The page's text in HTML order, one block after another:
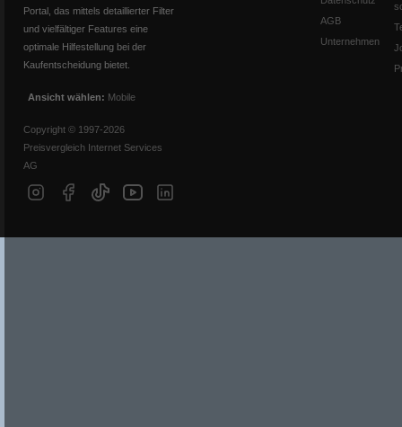
Portal, das mittels detaillierter Filter
und vielfältiger Features eine
optimale Hilfestellung bei der
Kaufentscheidung bietet.
Ansicht wählen: Mobile
Copyright © 1997-2026
Preisvergleich Internet Services
AG
AGB
Unternehmen